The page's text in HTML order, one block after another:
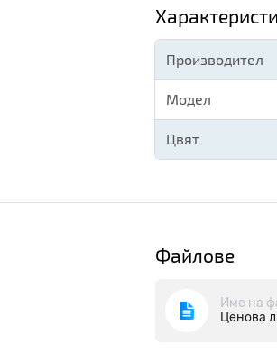
Производител
Модел
Цвят
Файлове
Име на
Ценова